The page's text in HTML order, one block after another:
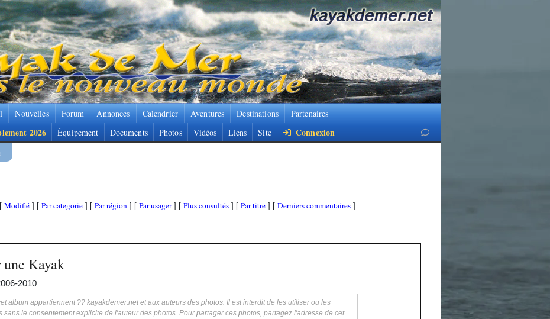
Nouvelles Forum Annonces Calendrier Aventures Destinations Partenaires
2026 Équipement Documents Photos Vidéos Liens Site Connexion
Modifié ] [ Par categorie ] [ Par région ] [ Par usager] [ Plus consultés ] [ Par titre ] [ Derniers commentaires ]
une Kayak
2010
album appartiennent ?? kayakdemer.net et aux auteurs des photos. Il est interdit de les utiliser ou les
sans le consentement explicite de l'auteur des photos. Pour partager ces photos, partagez l'adresse de cet